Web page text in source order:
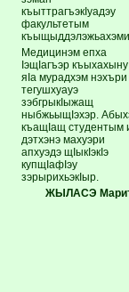
къыттрагъэкIуадэу
факультетым
Медицинэм епха
IэщIагъэр къыхахыну
яIа мурадхэм нэхъри
тегушхуауэ
зэбгрыкIыжащ
ныбжьыщIэхэр.
къащIащ студентым
дэтхэнэ махуэри
апхуэдэ щIыкIэкIэ
купщIафIэу
зэрырихьэкIыр.
ЖЫЛАСЭ